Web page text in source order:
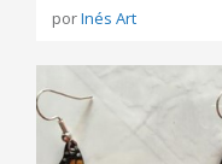
porInés Art